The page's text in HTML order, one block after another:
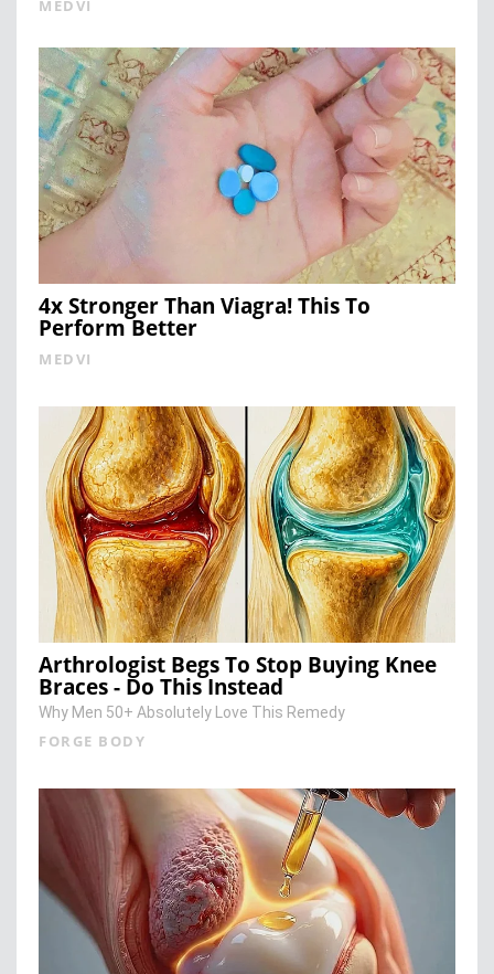
MEDVI
4x Stronger Than Viagra! This To
Perform Better
MEDVI
Arthrologist Begs To Stop Buying Knee
Braces - Do This Instead
Why Men 50+ Absolutely Love This Remedy
FORGE BODY